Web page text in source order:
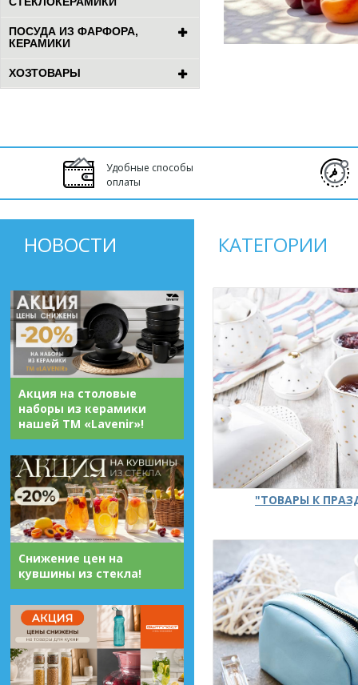
ПОСУДА ИЗ ФАРФОРА,
КЕРАМИКИ
ХОЗТОВАРЫ
Удобные способы
оплаты
НОВОСТИ
Акция на столовые
наборы из керамики
нашей ТМ «Lavenir»!
Снижение цен на
кувшины из стекла!
КАТЕГОРИИ
"ТОВАРЫ К